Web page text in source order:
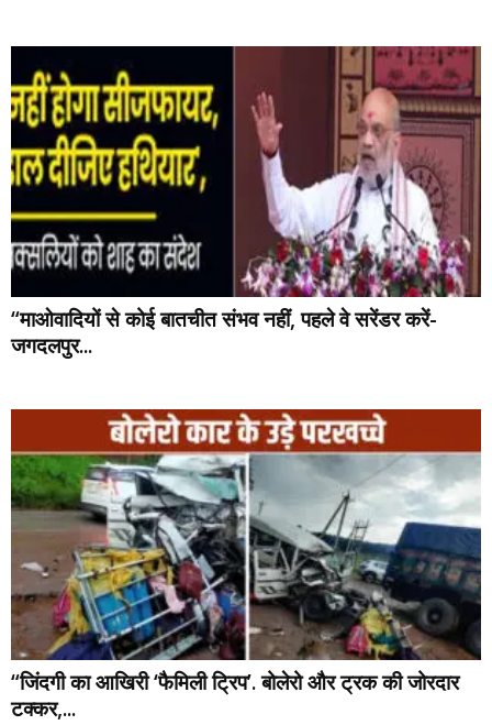
“माओवादियों से कोई बातचीत संभव नहीं, पहले वे सरेंडर करें-
जगदलपुर...
“जिंदगी का आखिरी ‘फैमिली ट्रिप’. बोलेरो और ट्रक की जोरदार
टक्कर,...